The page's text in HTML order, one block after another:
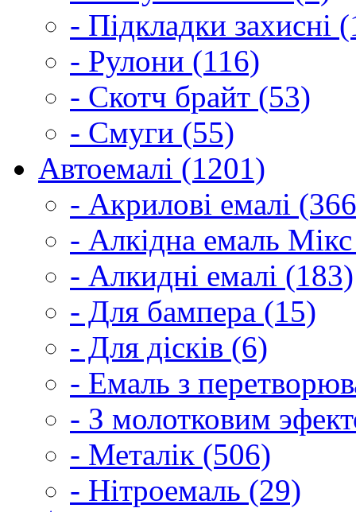
- Підкладки захисні
- Рулони (116)
- Скотч брайт (53)
- Смуги (55)
Автоемалі (1201)
- Акрилові емалі
- Алкідна емаль
- Алкидні емалі (183)
- Для бампера (15)
- Для дісків (6)
- Емаль з
- З молотковим
- Металік (506)
- Нітроемаль (29)